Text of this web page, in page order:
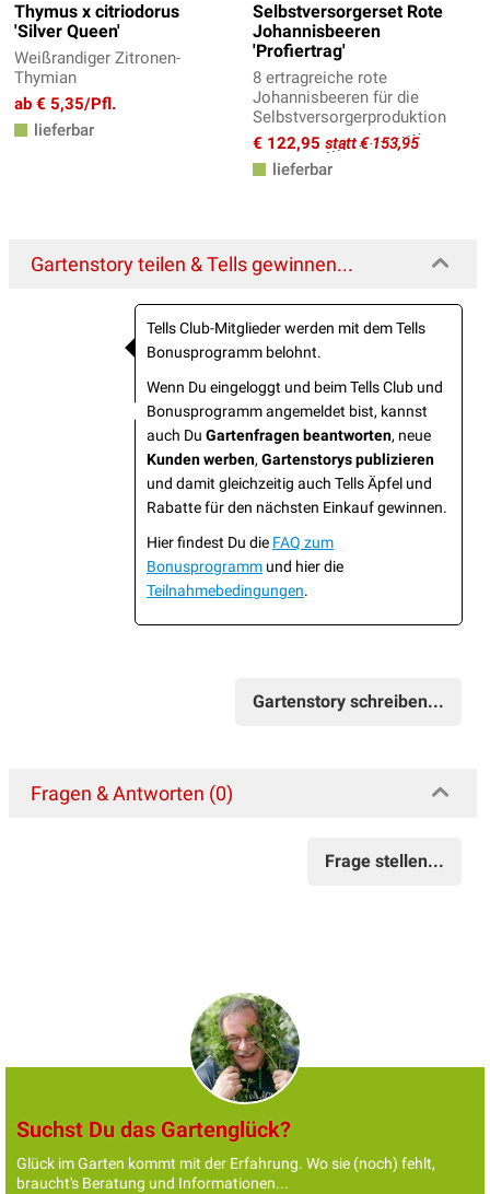
Thymus x citriodorus
'Silver Queen'
Weißrandiger Zitronen-
Thymian
ab € 5,35/Pfl.
lieferbar
Selbstversorgerset Rote
Johannisbeeren
'Profiertrag'
8 ertragreiche rote
Johannisbeeren für die
Selbstversorgerproduktion
€ 122,95 statt € 153,95
lieferbar
Gartenstory teilen & Tells gewinnen...
Tells Club-Mitglieder werden mit dem Tells
Bonusprogramm belohnt.
Wenn Du eingeloggt und beim Tells Club und
Bonusprogramm angemeldet bist, kannst
auch Du Gartenfragen beantworten, neue
Kunden werben, Gartenstorys publizieren
und damit gleichzeitig auch Tells Äpfel und
Rabatte für den nächsten Einkauf gewinnen.
Hier findest Du die FAQ zum
Bonusprogramm und hier die
Teilnahmebedingungen.
Gartenstory schreiben...
Fragen & Antworten (0)
Frage stellen...
Suchst Du das Gartenglück?
Glück im Garten kommt mit der Erfahrung. Wo sie (noch) fehlt,
braucht's Beratung und Informationen...